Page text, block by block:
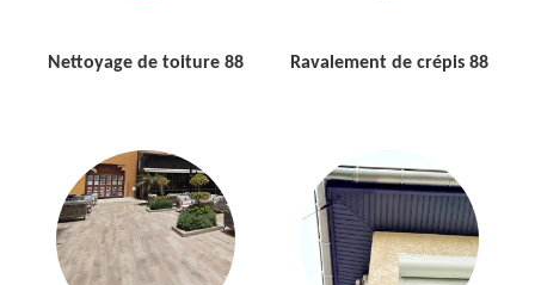
Nettoyage de toiture 88 Ravalement de crépis 88